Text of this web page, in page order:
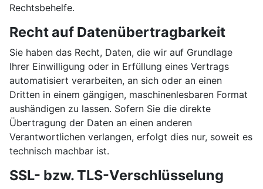
Rechtsbehelfe.
Recht auf Datenübertragbarkeit
Sie haben das Recht, Daten, die wir auf Grundlage
Ihrer Einwilligung oder in Erfüllung eines Vertrags
automatisiert verarbeiten, an sich oder an einen
Dritten in einem gängigen, maschinenlesbaren Format
aushändigen zu lassen. Sofern Sie die direkte
Übertragung der Daten an einen anderen
Verantwortlichen verlangen, erfolgt dies nur, soweit es
technisch machbar ist.
SSL- bzw. TLS-Verschlüsselung